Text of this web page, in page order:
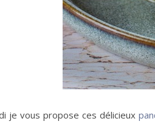
je vous propose ces délicieux